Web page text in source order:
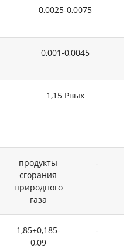
0,0025-0,0075
0,001-0,0045
1,15 Рвых
продукты
сгорания
природного
газа
-
1,85+0,185-
0,09
-